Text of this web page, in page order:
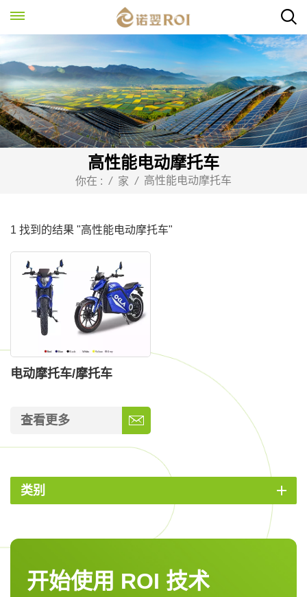
高性能电动摩托车
你在 : / 家 / 高性能电动摩托车
1 找到的结果 "高性能电动摩托车"
电动摩托车/摩托车
查看更多
类别
开始使用 ROI 技术